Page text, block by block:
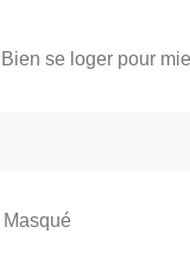
Bien se loger pour